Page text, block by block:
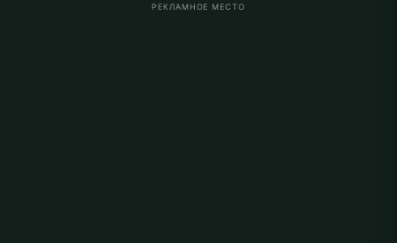
РЕКЛАМНОЕ МЕСТО